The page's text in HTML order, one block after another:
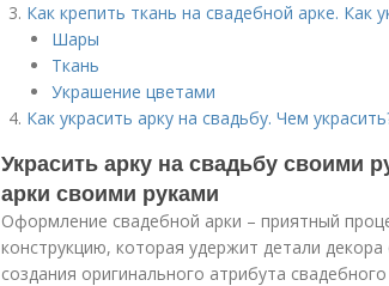
Как крепить ткань на свадебной арке. Как
Шары
Ткань
Украшение цветами
Как украсить арку на свадьбу. Чем
Украсить арку на свадьбу своими
арки своими руками
Оформление свадебной арки – приятный
конструкцию, которая удержит детали
создания оригинального атрибута